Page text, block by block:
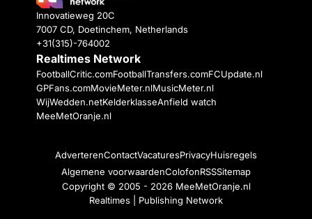
Innovatieweg 20C
7007 CD, Doetinchem, Netherlands
+31(315)-764002
Realtimes Network
FootballCritic.comFootballTransfers.comFCUpdate.nl
GPFans.comMovieMeter.nlMusicMeter.nl
WijWedden.netKelderklasseAnfield watch
MeeMetOranje.nl
AdverterenContactVacaturesPrivacyHuisregels
Algemene voorwaardenColofonRSSSitemap
Copyright © 2005 - 2026 MeeMetOranje.nl
Realtimes | Publishing Network